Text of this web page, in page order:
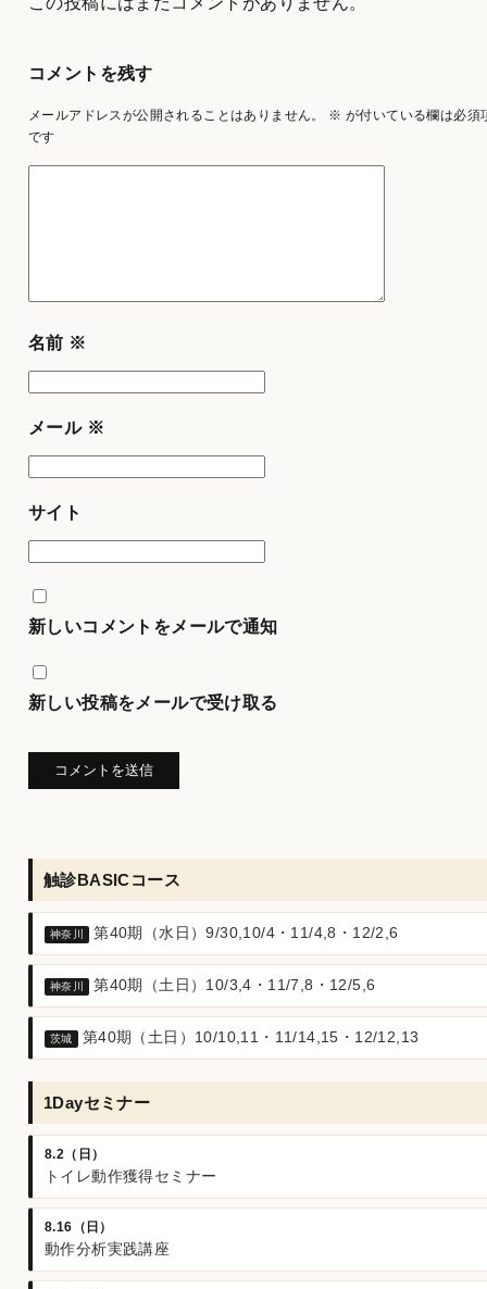
コメントを残す
メールアドレスが公開されることはありません。 ※ が付いている欄は必須
です
名前 ※
メール ※
サイト
新しいコメントをメールで通知
新しい投稿をメールで受け取る
触診BASICコース
神奈川 第40期（水日）9/30,10/4・11/4,8・12/2,6
神奈川 第40期（土日）10/3,4・11/7,8・12/5,6
茨城 第40期（土日）10/10,11・11/14,15・12/12,13
1Dayセミナー
8.2（日）
トイレ動作獲得セミナー
8.16（日）
動作分析実践講座